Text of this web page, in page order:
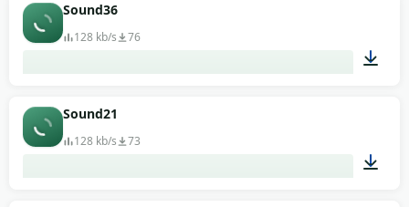
Sound36
128 kb/s 76
Sound21
128 kb/s 73